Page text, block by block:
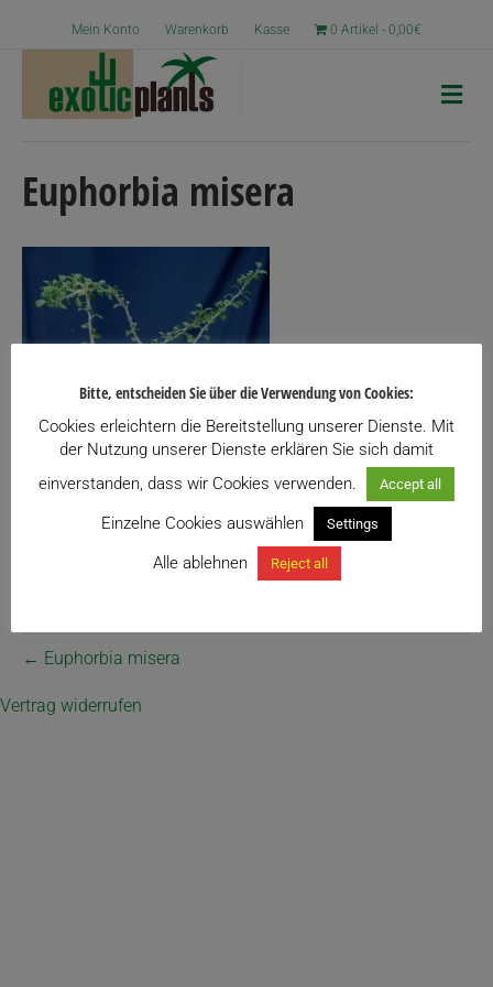
Mein Konto Warenkorb Kasse 0 Artikel 0,00€
N
a
Euphorbia misera
← Euphorbia misera
Vertrag widerrufen
Bitte, entscheiden Sie über die Verwendung von Cookies:
Cookies erleichtern die Bereitstellung unserer Dienste. Mit
der Nutzung unserer Dienste erklären Sie sich damit
einverstanden, dass wir Cookies verwenden.
Accept all
Einzelne Cookies auswählen Settings
Alle ablehnen Reject all